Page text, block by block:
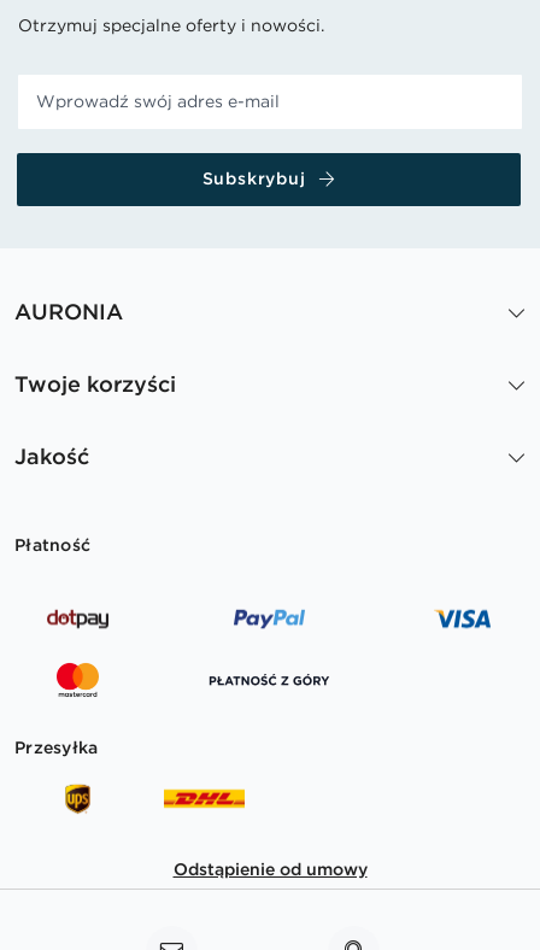
Otrzymuj specjalne oferty i nowości.
Subskrybuj
AURONIA
Twoje korzyści
Jakość
Płatność
Przesyłka
Odstąpienie od umowy